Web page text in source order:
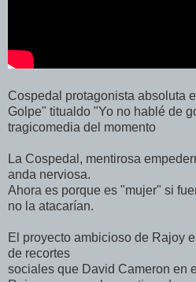
Cospedal protagonista absoluta
Golpe" titualdo "Yo no hablé de
tragicomedia del momento
La Cospedal, mentirosa
anda nerviosa.
Ahora es porque es "mujer" si
no la atacarían.
El proyecto ambicioso de Rajoy
de recortes
sociales que David Cameron en